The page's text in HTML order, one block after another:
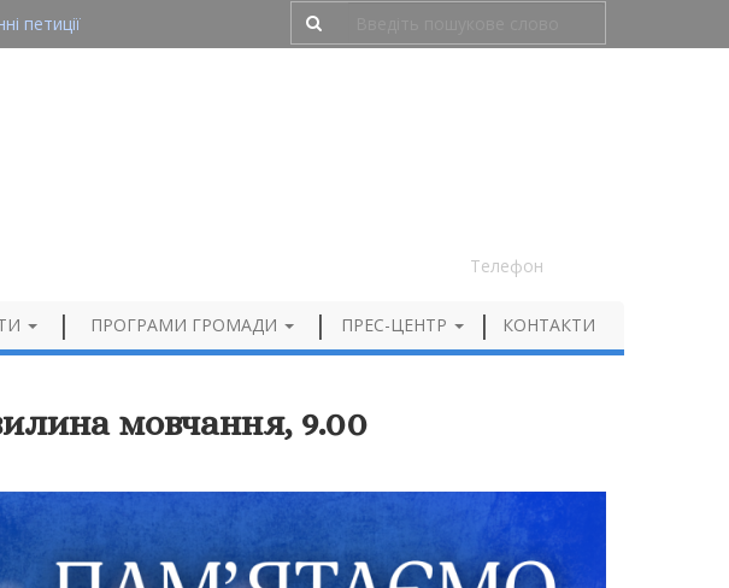
петиції
Телефон
ПРОГРАМИ ГРОМАДИ ПРЕС-ЦЕНТР КОНТАКТИ
мовчання, 9.00